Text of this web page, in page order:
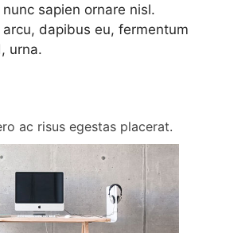
sapien ornare nisl.
dapibus eu, fermentum
urna.
ac risus egestas placerat.